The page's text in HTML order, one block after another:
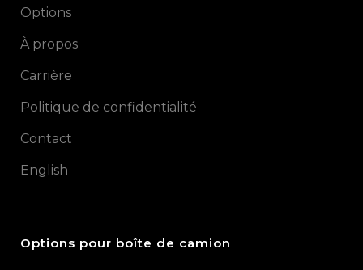
Options
À propos
Carrière
Politique de confidentialité
Contact
English
Options pour boîte de camion